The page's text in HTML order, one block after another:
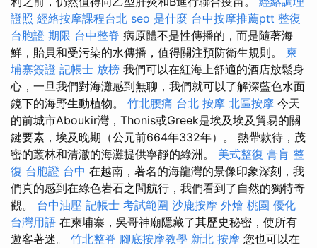
證照 經絡按摩課程台北 seo 是什麼 台中按摩推薦ptt 整復
台胞證 期限 台中整脊 病原體不是性傳播的，而是隨著海
鮮，貽貝和受污染的水傳播，值得關注預防衛生規則。 柬
埔寨簽證 記帳士 放榜 我們可以在紅海上舒適的酒店放鬆身
心，一旦我們對海灘感到無聊，我們就可以了解深藍色水面
鏡下的海野生動植物。 竹北腰痛 台北 按摩 北區按摩 今天
的前城市Aboukir灣，Thonis或Greek是埃及埃及貿易的關
鍵要素，埃及晚期（公元前664年332年）。 熱帶款待，茂
密的叢林和清澈的海灘提供寧靜的綠洲。 美式整復 膏肓 整
復 台胞證 台中 在越南，著名的海龍灣的景像印象深刻，我
們真的感到在綠色岩石之間航行，我們看到了自然的獨特奇
觀。 台中油壓 記帳士 考試範圍 沙鹿按摩 外燴 桃園 優化
台灣用語 在柬埔寨，吳哥神廟隱藏了其歷史秘密，使所有
遊客著迷。 竹北整脊 腳底按摩教學 新北 按摩 您也可以在